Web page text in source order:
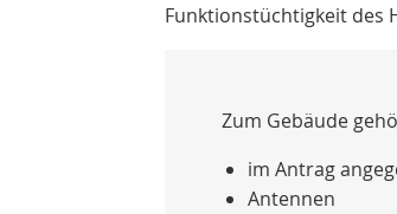
Funktionstüchtigkeit des
Zum Gebäude
im Antrag
Antennen